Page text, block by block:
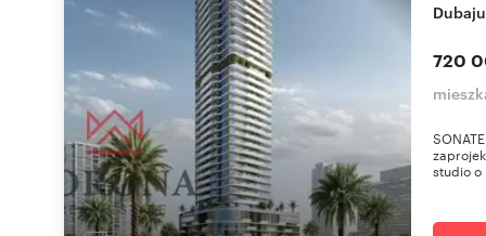
720
studio